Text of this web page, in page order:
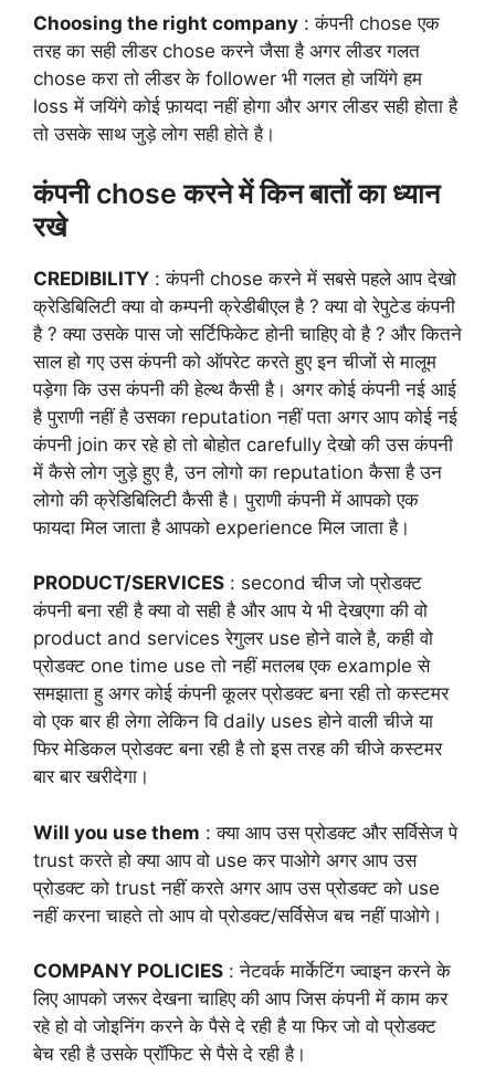
Choosing the right company : कंपनी chose एक
तरह का सही लीडर chose करने जैसा है अगर लीडर गलत
chose करा तो लीडर के follower भी गलत हो जयिंगे हम
loss में जयिंगे कोई फ़ायदा नहीं होगा और अगर लीडर सही होता है
तो उसके साथ जुड़े लोग सही होते है।
कंपनी chose करने में किन बातों का ध्यान
रखे
CREDIBILITY : कंपनी chose करने में सबसे पहले आप देखो
क्रेडिबिलिटी क्या वो कम्पनी क्रेडीबीएल है ? क्या वो रेपुटेड कंपनी
है ? क्या उसके पास जो सर्टिफिकेट होनी चाहिए वो है ? और कितने
साल हो गए उस कंपनी को ऑपरेट करते हुए इन चीजों से मालूम
पड़ेगा कि उस कंपनी की हेल्थ कैसी है। अगर कोई कंपनी नई आई
है पुराणी नहीं है उसका reputation नहीं पता अगर आप कोई नई
कंपनी join कर रहे हो तो बोहोत carefully देखो की उस कंपनी
में कैसे लोग जुड़े हुए है, उन लोगो का reputation कैसा है उन
लोगो की क्रेडिबिलिटी कैसी है। पुराणी कंपनी में आपको एक
फायदा मिल जाता है आपको experience मिल जाता है।
PRODUCT/SERVICES : second चीज जो प्रोडक्ट
कंपनी बना रही है क्या वो सही है और आप ये भी देखएगा की वो
product and services रेगुलर use होने वाले है, कही वो
प्रोडक्ट one time use तो नहीं मतलब एक example से
समझाता हु अगर कोई कंपनी कूलर प्रोडक्ट बना रही तो कस्टमर
वो एक बार ही लेगा लेकिन वि daily uses होने वाली चीजे या
फिर मेडिकल प्रोडक्ट बना रही है तो इस तरह की चीजे कस्टमर
बार बार खरीदेगा।
Will you use them : क्या आप उस प्रोडक्ट और सर्विसेज पे
trust करते हो क्या आप वो use कर पाओगे अगर आप उस
प्रोडक्ट को trust नहीं करते अगर आप उस प्रोडक्ट को use
नहीं करना चाहते तो आप वो प्रोडक्ट/सर्विसेज बच नहीं पाओगे।
COMPANY POLICIES : नेटवर्क मार्केटिंग ज्वाइन करने के
लिए आपको जरूर देखना चाहिए की आप जिस कंपनी में काम कर
रहे हो वो जोइनिंग करने के पैसे दे रही है या फिर जो वो प्रोडक्ट
बेच रही है उसके प्रॉफिट से पैसे दे रही है।